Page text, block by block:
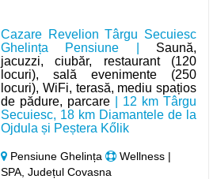
Cazare Revelion Târgu Secuiesc
Ghelința Pensiune | Saună,
jacuzzi, ciubăr, restaurant (120
locuri), sală evenimente (250
locuri), WiFi, terasă, mediu spațios
de pădure, parcare | 12 km Târgu
Secuiesc, 18 km Diamantele de la
Ojdula și Peștera Kőlik
Pensiune Ghelința
Wellness |
SPA, Județul Covasna